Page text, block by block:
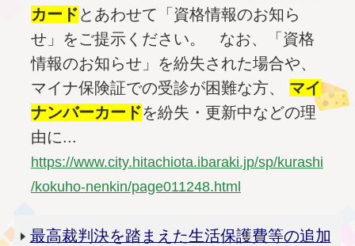
カードとあわせて「資格情報のお知ら
せ」をご提示ください。 なお、「資格
情報のお知らせ」を紛失された場合や、
マイナ保険証での受診が困難な方、 マイ
ナンバーカードを紛失・更新中などの理
由に...
https://www.city.hitachiota.ibaraki.jp/sp/kurashi
/kokuho-nenkin/page011248.html
最高裁判決を踏まえた生活保護費等の追加